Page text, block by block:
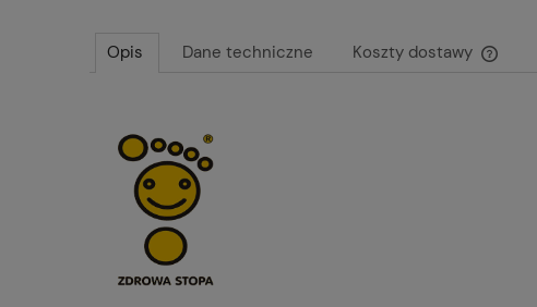
Opis Dane techniczne Koszty dostawy